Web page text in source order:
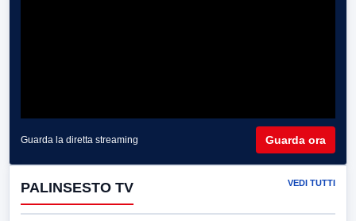
Guarda la diretta streaming Guarda ora
PALINSESTO TV VEDI TUTTI